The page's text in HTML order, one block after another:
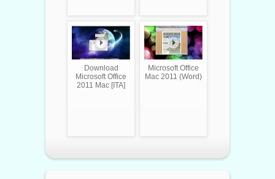
Download
Microsoft Office
2011 Mac [ITA]
Microsoft Office
Mac 2011 (Word)